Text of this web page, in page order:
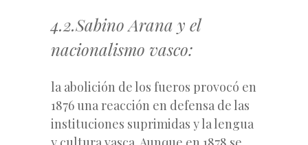
4.2.Sabino Arana y el
nacionalismo vasco:
la abolición de los fueros provocó en
1876 una reacción en defensa de las
instituciones suprimidas y la lengua